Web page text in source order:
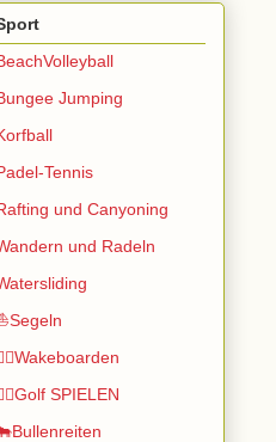
Jumping
Tennis
und Canyoning
und Radeln
SPIELEN